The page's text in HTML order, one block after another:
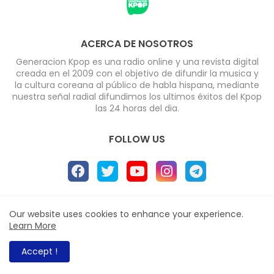
ACERCA DE NOSOTROS
Generacion Kpop es una radio online y una revista digital
creada en el 2009 con el objetivo de difundir la musica y
la cultura coreana al público de habla hispana, mediante
nuestra señal radial difundimos los ultimos éxitos del Kpop
las 24 horas del dia.
FOLLOW US
Home About Radio
Contact us
Our website uses cookies to enhance your experience.
Learn More
Accept !